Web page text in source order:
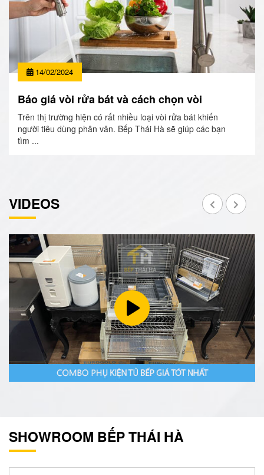
14/02/2024
Báo giá vòi rửa bát và cách chọn vòi
Trên thị trường hiện có rất nhiều loại vòi rửa bát khiến
người tiêu dùng phân vân. Bếp Thái Hà sẽ giúp các bạn
tìm ...
VIDEOS
SHOWROOM BẾP THÁI HÀ